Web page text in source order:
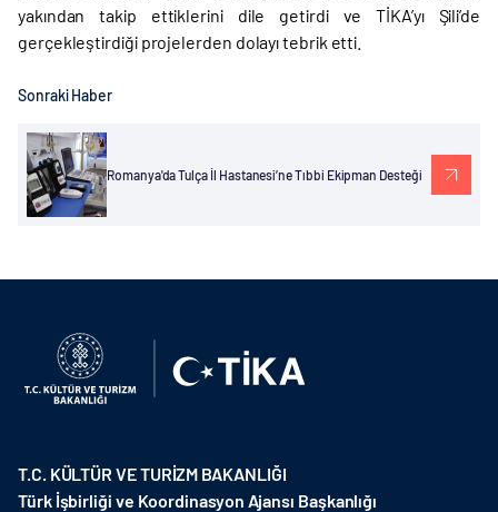
yakından takip ettiklerini dile getirdi ve TİKA’yı Şili’de
gerçekleştirdiği projelerden dolayı tebrik etti.
Sonraki Haber
Romanya'da Tulça İl Hastanesi’ne Tıbbi Ekipman Desteği
T.C. KÜLTÜR VE TURİZM BAKANLIĞI
Türk İşbirliği ve Koordinasyon Ajansı Başkanlığı